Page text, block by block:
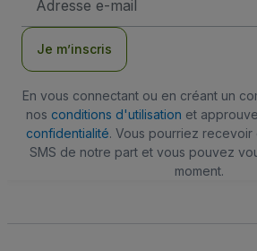
e-
Je m’inscris
En vous connectant ou en créant un
nos conditions d'utilisation et
confidentialité. Vous pourriez
SMS de notre part et vous pouvez
moment.